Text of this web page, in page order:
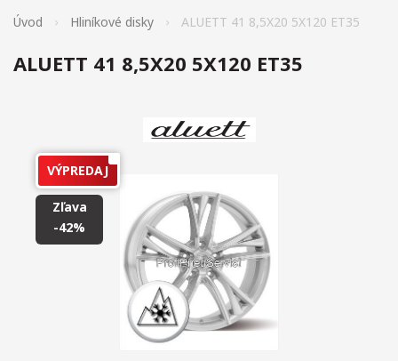
Úvod Hliníkové disky ALUETT 41 8,5X20 5X120 ET35
ALUETT 41 8,5X20 5X120 ET35
VÝPREDAJ
Zľava
-42%